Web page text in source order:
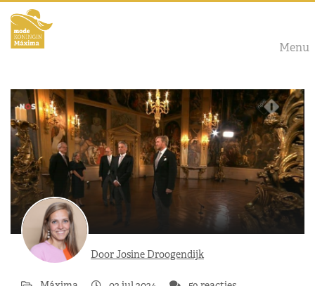
Menu
Door Josine Droogendijk